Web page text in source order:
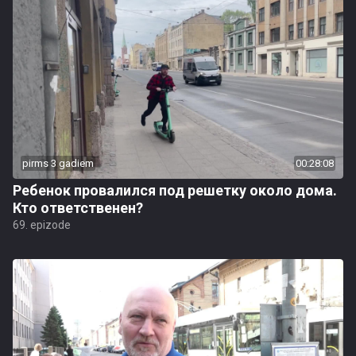
pirms 3 gadiem 00:28:08
Ребенок провалился под решетку около дома.
Кто ответственен?
69. epizode